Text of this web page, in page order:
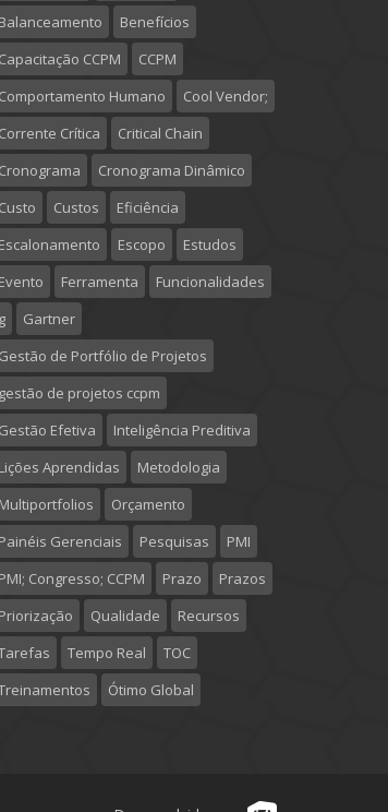
Balanceamento
Benefícios
Capacitação CCPM
CCPM
Comportamento Humano
Cool Vendor;
Corrente Crítica
Critical Chain
Cronograma
Cronograma Dinâmico
Custo
Custos
Eficiência
Escalonamento
Escopo
Estudos
Evento
Ferramenta
Funcionalidades
g
Gartner
Gestão de Portfólio de Projetos
gestão de projetos ccpm
Gestão Efetiva
Inteligência Preditiva
Lições Aprendidas
Metodologia
Multiportfolios
Orçamento
Painéis Gerenciais
Pesquisas
PMI
PMI; Congresso; CCPM
Prazo
Prazos
Priorização
Qualidade
Recursos
Tempo Real
TOC
Ótimo Global